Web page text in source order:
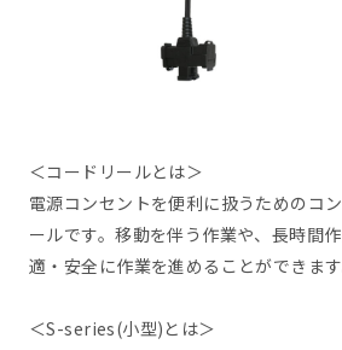
＜コードリールとは＞
電源コンセントを便利に扱うためのコ
ールです。移動を伴う作業や、長時間
適・安全に作業を進めることができます
＜S-series(小型)とは＞